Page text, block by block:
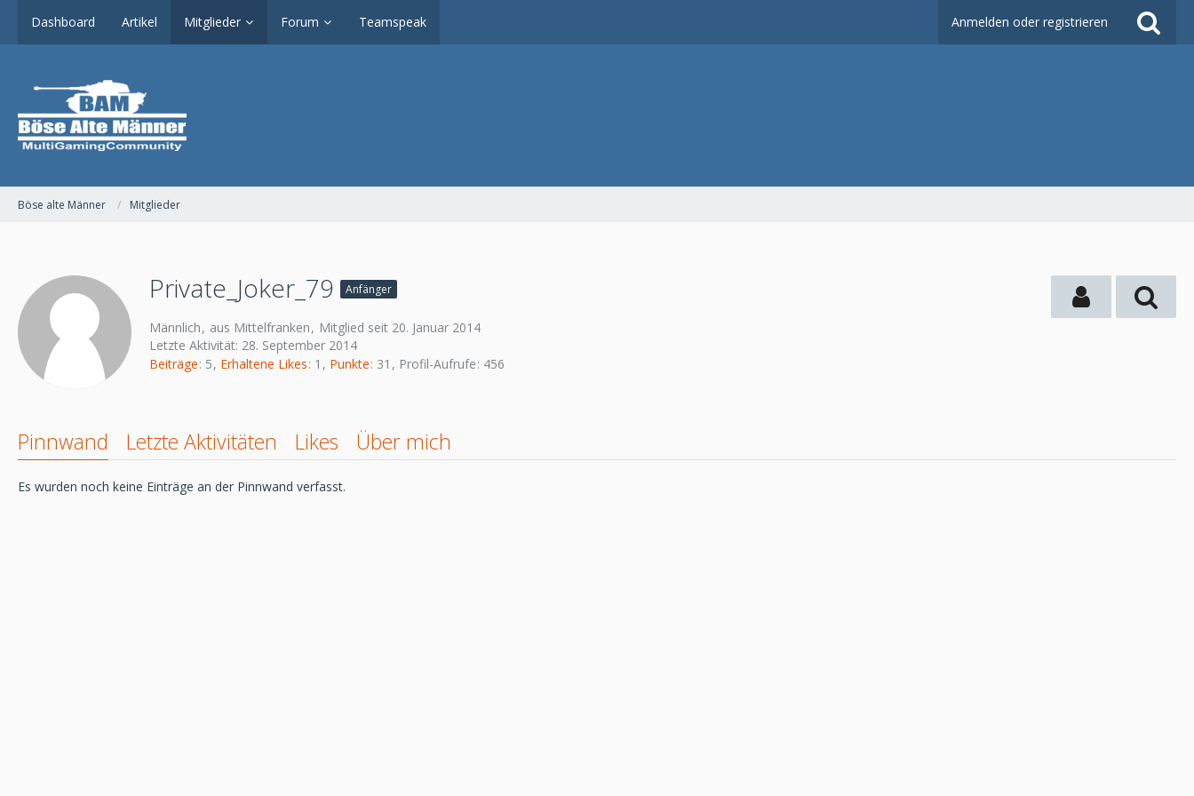
Dashboard Artikel Mitglieder Forum Teamspeak Anmelden oder registrieren
Böse alte Männer Mitglieder
Private_Joker_79 Anfänger
Männlich aus Mittelfranken
Mitglied seit 20. Januar 2014
Letzte Aktivität: 28. September 2014
Beiträge 5 Erhaltene Likes 1 Punkte 31 Profil-Aufrufe 456
Pinnwand Letzte Aktivitäten Likes Über mich
Es wurden noch keine Einträge an der Pinnwand verfasst.